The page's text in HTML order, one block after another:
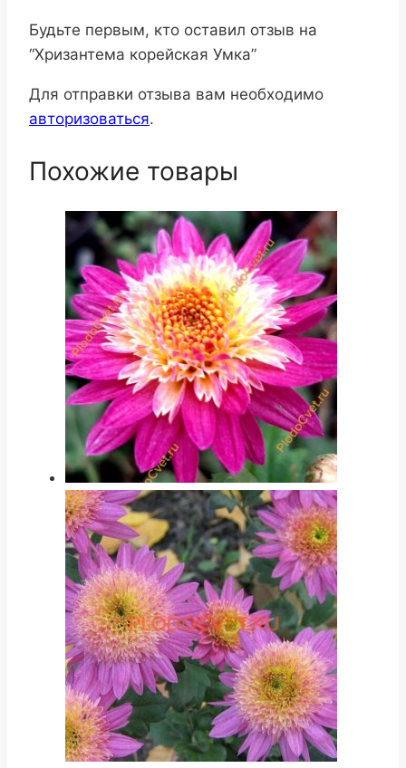
Будьте первым, кто оставил отзыв на
“Хризантема корейская Умка”
Для отправки отзыва вам необходимо
авторизоваться.
Похожие товары